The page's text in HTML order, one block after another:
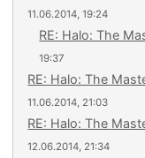
11.06.2014, 19:24
RE: Halo: The
19:37
RE: Halo: The
11.06.2014, 21:03
RE: Halo: The
12.06.2014, 21:34